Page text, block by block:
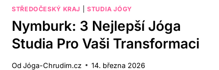
STŘEDOČESKÝ KRAJ STUDIA JÓGY
Nymburk: 3 Nejlepší Jóga
Studia Pro Vaši Transformaci
Od Jóga-Chrudim.cz 14. března 2026